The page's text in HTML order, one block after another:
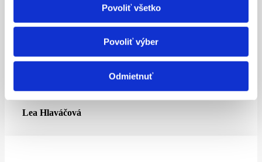
Povoliť všetko
Povoliť výber
Odmietnuť
S Easy autoškolou som bola spokojná. Teória bola dobre
vysvetlená a jazdy prebiehali v kľude, bez stresu.
Inštruktor bol trpezlivý a všetko mi vždy ochotne vysvetlil.
Lea Hlaváčová